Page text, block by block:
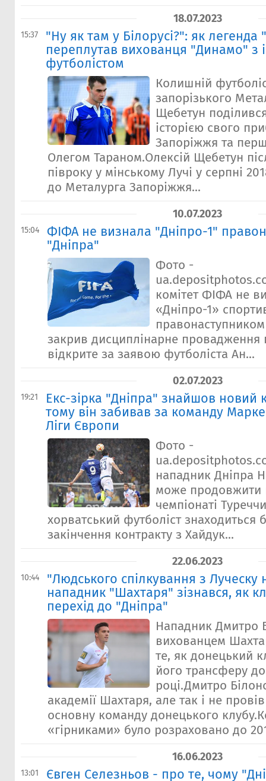
18.07.2023
15:37
"Ну як там у Білорусі?": як легенда
переплутав вихованця "Динамо" з
футболістом
Колишній
запорізького
Щебетун
історією свого
Запоріжжя та
Олегом Тараном.Олексій Щебетун
півроку у мінському Лучі у серпні
до Металурга Запоріжжя...
10.07.2023
15:04
ФІФА не визнала "Дніпро-1"
"Дніпра"
Фото -
комітет ФІФА не
«Дніпро-1»
закрив дисциплінарне провадження
відкрите за заявою футболіста Ан...
02.07.2023
19:21
Екс-зірка "Дніпра" знайшов новий
тому він забивав за команду
Ліги Європи
Фото -
нападник Дніпра
може продовжити
чемпіонаті
хорватський футболіст знаходиться
закінчення контракту з Хайдук...
22.06.2023
10:44
"Людського спілкування з Луческу
нападник "Шахтаря" зізнався, як
перехід до "Дніпра"
Нападник Дмитро
вихованцем
те, як донецький
його трансферу
році.Дмитро
академії Шахтаря, але так і не
основну команду донецького
«гірниками» було розраховано до
16.06.2023
13:01
Євген Селезньов - про те, чому